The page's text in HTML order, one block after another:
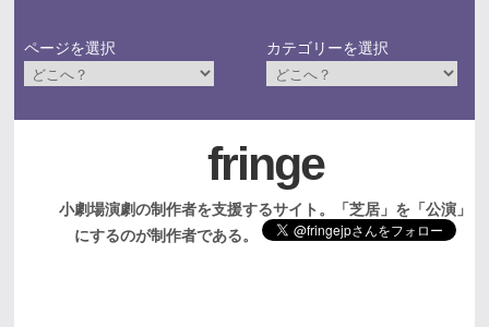
ページを選択 カテゴリーを選択
fringe
小劇場演劇の制作者を支援するサイト。「芝居」を「公演」
にするのが制作者である。